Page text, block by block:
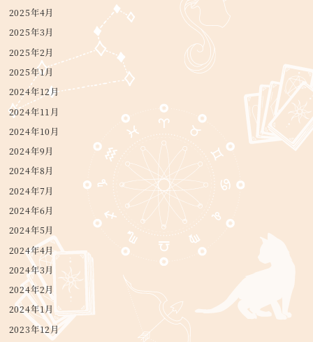
2025年4月
2025年3月
2025年2月
2025年1月
2024年12月
2024年11月
2024年10月
2024年9月
2024年8月
2024年7月
2024年6月
2024年5月
2024年4月
2024年3月
2024年2月
2024年1月
2023年12月